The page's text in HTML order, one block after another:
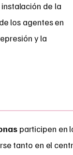
de la
los agentes en
y la
participen en
tanto en el